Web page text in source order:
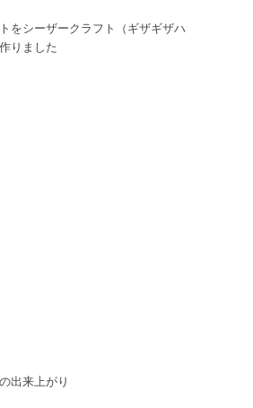
をシーザークラフト（ギザギザハ
りました
出来上がり